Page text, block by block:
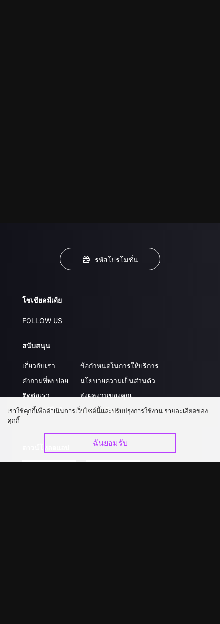
รหัสโปรโมชั่น
โซเชียลมีเดีย
FOLLOW US
สนับสนุน
เกี่ยวกับเรา
คำถามที่พบบ่อย
ติดต่อเรา
อัปเกรด วีไอพี
ข้อกำหนดในการให้บริการ
นโยบายความเป็นส่วนตัว
ส่งผลงานของคุณ
ร่วมงานกับเรา
เราใช้คุกกี้เพื่อดำเนินการเว็บไซต์นี้และปรับปรุงการใช้งาน รายละเอียดของ
คุกกี้
ฉันยอมรับ